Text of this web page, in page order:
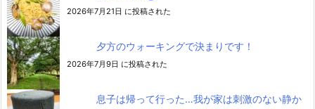
2026年7月21日 に投稿された
夕方のウォーキングで決まりです！
2026年7月9日 に投稿された
息子は帰って行った…我が家は刺激のない静か